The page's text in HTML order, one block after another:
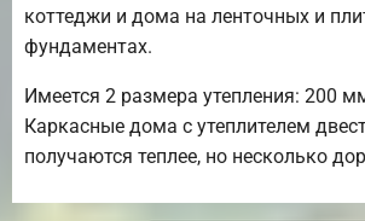
коттеджи и дома на ленточных и
фундаментах.
Имеется 2 размера утепления: 200
Каркасные дома с утеплителем
получаются теплее, но несколько